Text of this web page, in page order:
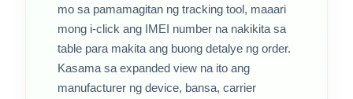
mo sa pamamagitan ng tracking tool, maaari
mong i-click ang IMEI number na nakikita sa
table para makita ang buong detalye ng order.
Kasama sa expanded view na ito ang
manufacturer ng device, bansa, carrier